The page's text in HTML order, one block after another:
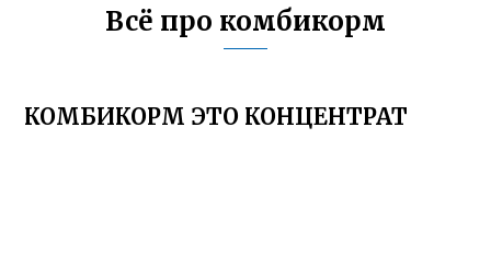
Всё про комбикорм
КОМБИКОРМ ЭТО КОНЦЕНТРАТ